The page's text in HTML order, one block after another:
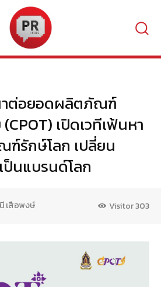
ต่อยอดผลิตภัณฑ์
เปิดเวทีเฟ้นหา
รักษ์โลก เปลี่ยน
นแบรนด์โลก
เสือพงษ์ Visitor303